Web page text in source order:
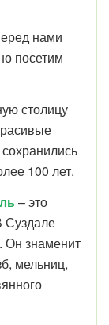
нами
посетим
столицу
100 лет.
– это
Суздале
Он знаменит
мельниц,